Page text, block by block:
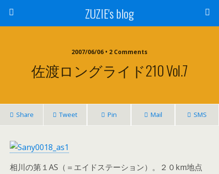
ZUZIE's blog
2007/06/06 • 2 Comments
佐渡ロングライド210 Vol.7
Share Tweet Pin Mail SMS
相川の第１AS（＝エイドステーション）。２０km地点